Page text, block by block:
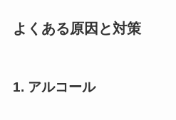
よくある原因と対策
1. アルコール